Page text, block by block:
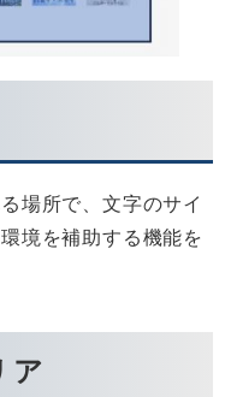
場所で、文字のサイ
境を補助する機能を
ア